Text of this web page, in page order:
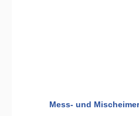
Mess- und